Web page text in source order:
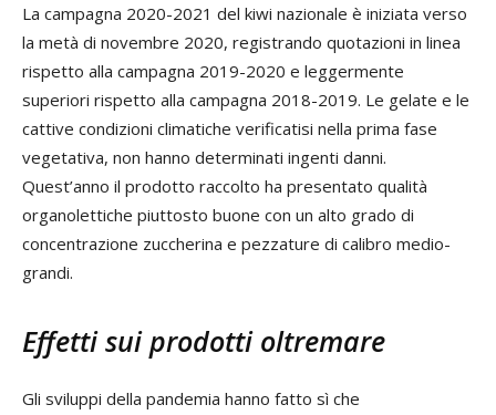
La campagna 2020-2021 del kiwi nazionale è iniziata verso
la metà di novembre 2020, registrando quotazioni in linea
rispetto alla campagna 2019-2020 e leggermente
superiori rispetto alla campagna 2018-2019. Le gelate e le
cattive condizioni climatiche verificatisi nella prima fase
vegetativa, non hanno determinati ingenti danni.
Quest’anno il prodotto raccolto ha presentato qualità
organolettiche piuttosto buone con un alto grado di
concentrazione zuccherina e pezzature di calibro medio-
grandi.
Effetti sui prodotti oltremare
Gli sviluppi della pandemia hanno fatto sì che